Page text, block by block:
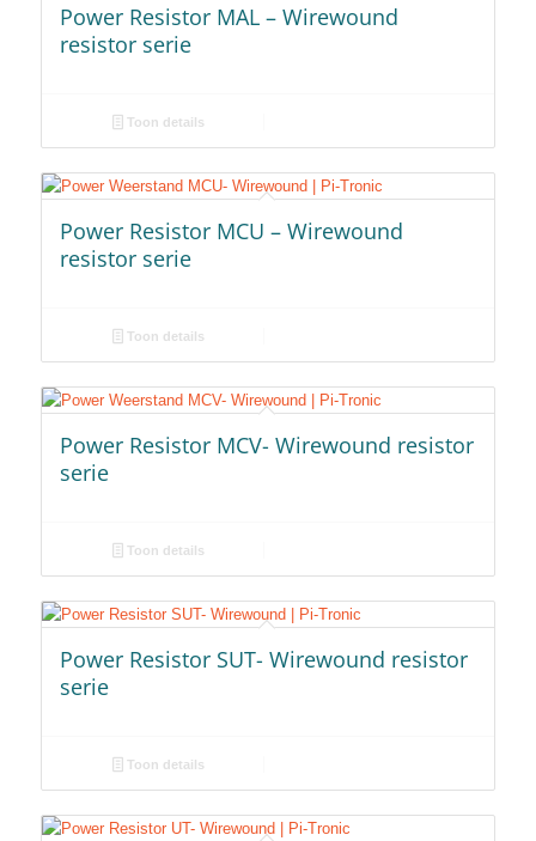
Power Resistor MAL – Wirewound
resistor serie
Toon details
Power Resistor MCU – Wirewound
resistor serie
Toon details
Power Resistor MCV- Wirewound resistor
serie
Toon details
Power Resistor SUT- Wirewound resistor
serie
Toon details